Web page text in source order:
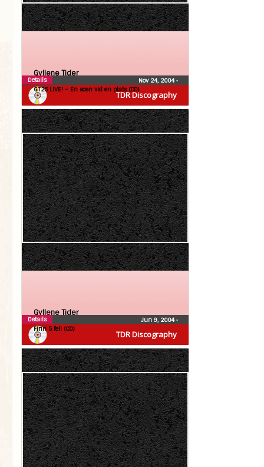
TDR Discography
Gyllene Tider
GT25 LIVE! – En scen vid en plats (CD)
Nov 24, 2004•
Details
TDR Discography
Gyllene Tider
Finn 5 fel! (CD)
Jun 9, 2004•
Details